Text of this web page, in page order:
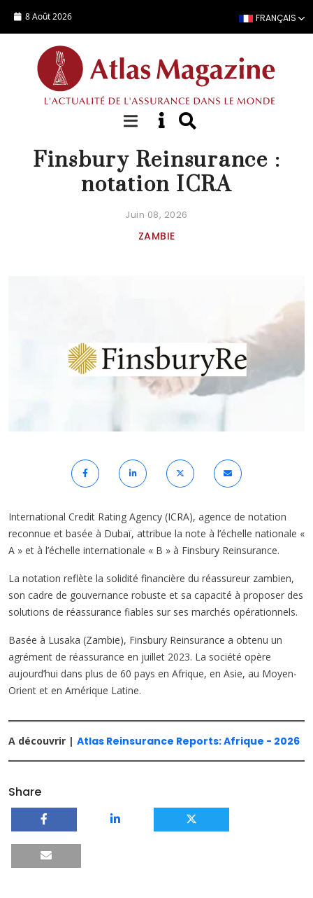
8 Août 2026 FRANÇAIS
ACTUALITÉ
Finsbury Reinsurance :
notation ICRA
Juin 08, 2026
ZAMBIE
International Credit Rating Agency (ICRA), agence de notation
reconnue et basée à Dubaï, attribue la note à l’échelle nationale «
A » et à l’échelle internationale « B » à Finsbury Reinsurance.
La notation reflète la solidité financière du réassureur zambien,
son cadre de gouvernance robuste et sa capacité à proposer des
solutions de réassurance fiables sur ses marchés opérationnels.
Basée à Lusaka (Zambie), Finsbury Reinsurance a obtenu un
agrément de réassurance en juillet 2023. La société opère
aujourd’hui dans plus de 60 pays en Afrique, en Asie, au Moyen-
Orient et en Amérique Latine.
A découvrir | Atlas Reinsurance Reports: Afrique - 2026
Share